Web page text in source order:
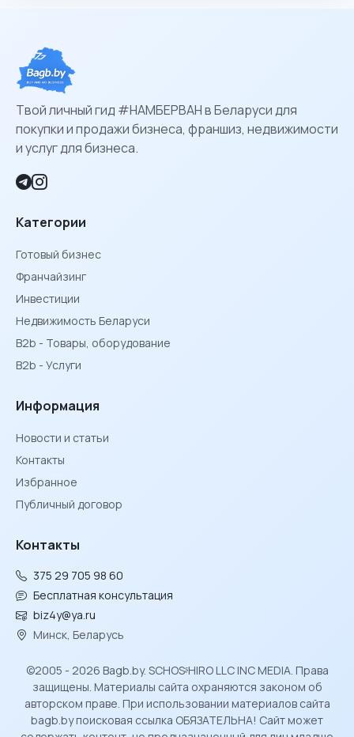
Твой личный гид #НАМБЕРВАН в Беларуси для
покупки и продажи бизнеса, франшиз, недвижимости
и услуг для бизнеса.
Категории
Готовый бизнес
Франчайзинг
Инвестиции
Недвижимость Беларуси
B2b - Товары, оборудование
B2b - Услуги
Информация
Новости и статьи
Контакты
Избранное
Публичный договор
Контакты
375 29 705 98 60
Бесплатная консультация
biz4y@ya.ru
Минск, Беларусь
©2005 - 2026 Bagb.by. SCHOSᶳHIRO LLC INC MEDIA. Права
защищены. Материалы сайта охраняются законом об
авторском праве. При использовании материалов сайта
bagb.by поисковая ссылка ОБЯЗАТЕЛЬНА! Сайт может